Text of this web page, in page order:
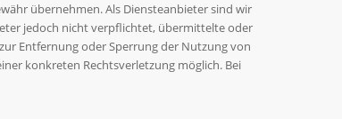
übernehmen. Als Diensteanbieter sind wir
jedoch nicht verpflichtet, übermittelte oder
Entfernung oder Sperrung der Nutzung von
konkreten Rechtsverletzung möglich. Bei